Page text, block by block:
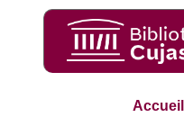
Accueil